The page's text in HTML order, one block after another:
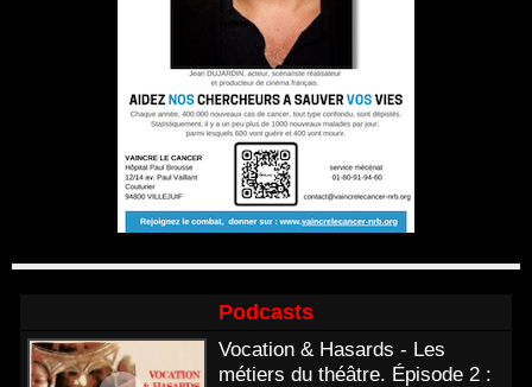
Podcasts
Vocation & Hasards - Les
métiers du théâtre. Épisode 2 :